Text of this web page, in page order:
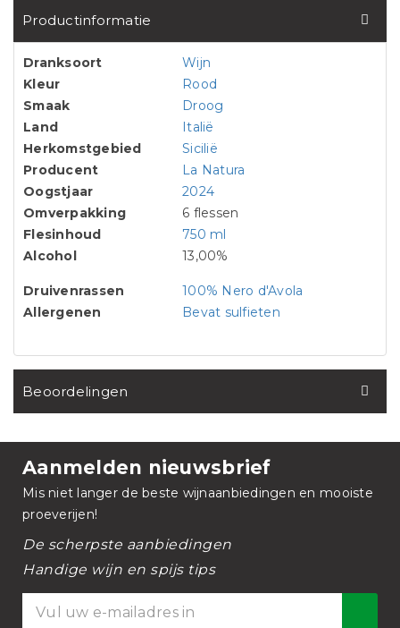
Productinformatie
Dranksoort
Wijn
Kleur
Rood
Smaak
Droog
Land
Italië
Herkomstgebied
Sicilië
Producent
La Natura
Oogstjaar
2024
Omverpakking
6 flessen
Flesinhoud
750 ml
Alcohol
13,00%
Druivenrassen
100% Nero d'Avola
Allergenen
Bevat sulfieten
Beoordelingen
Aanmelden nieuwsbrief
Mis niet langer de beste wijnaanbiedingen en mooiste
proeverijen!
De scherpste aanbiedingen
Handige wijn en spijs tips